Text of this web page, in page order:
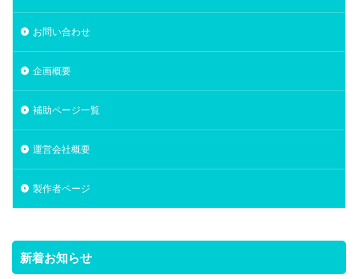
お問い合わせ
企画概要
補助ページ一覧
運営会社概要
製作者ページ
新着お知らせ